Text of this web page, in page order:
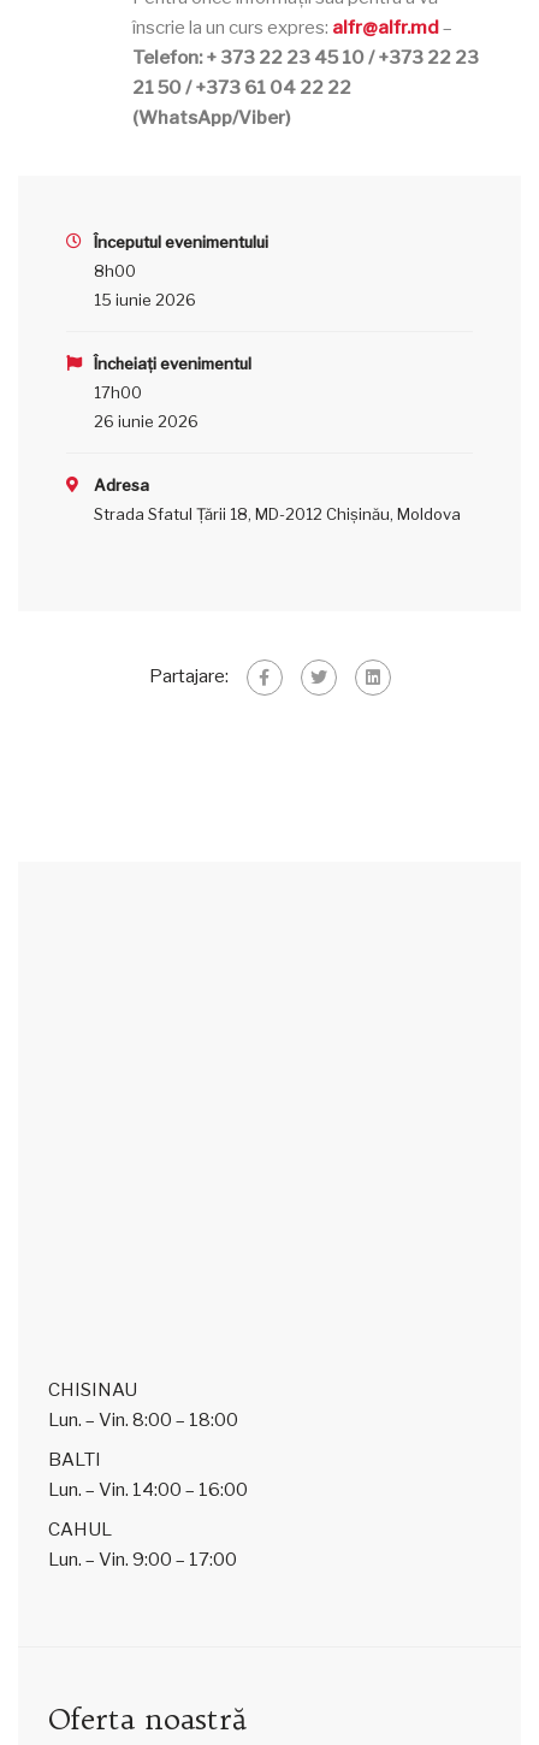
înscrie la un curs expres: alfr@alfr.md–
Telefon: + 373 22 23 45 10 / +373 22 23
21 50 / +373 61 04 22 22
(WhatsApp/Viber)
Începutul evenimentului
8h00
15 iunie 2026
Încheiați evenimentul
17h00
26 iunie 2026
Adresa
Strada Sfatul Țării 18, MD-2012 Chișinău, Moldova
Partajare:
CHISINAU
Lun. – Vin. 8:00 – 18:00
BALTI
Lun. – Vin. 14:00 – 16:00
CAHUL
Lun. – Vin. 9:00 – 17:00
Oferta noastră